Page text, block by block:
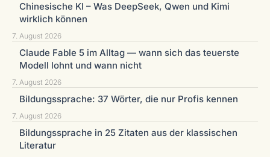
Chinesische KI – Was DeepSeek, Qwen und Kimi
wirklich können
7. August 2026
Claude Fable 5 im Alltag — wann sich das teuerste
Modell lohnt und wann nicht
7. August 2026
Bildungssprache: 37 Wörter, die nur Profis kennen
7. August 2026
Bildungssprache in 25 Zitaten aus der klassischen
Literatur